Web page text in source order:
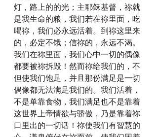
灯，路上的的光；主耶稣基督，祢就
是我生命的粮，我们若在祢里面，吃
喝祢，我们必永远活着。到祢这里来
的，必定不饿；信祢的，永远不渴。
我们在祢里面，我们心中一切的偶像
都要被祢拆毁！然而祢给我们的，不
但使我们饱足，并且那份满足是一切
偶像都无法满足我们的。我们活着，
不是单靠食物，我们满足也不是靠着
这世界上帝情欲与骄傲，乃是靠着祢
口里出的一切话！祢使我们有智慧的